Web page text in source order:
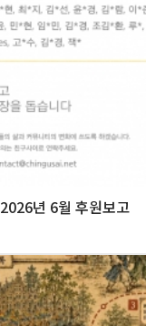
년 6월 후원보고